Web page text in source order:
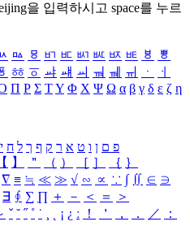
을 입력하시고 space를 누르
ㅰ ㅱ ㅲ ㅳ ㅴ ㅵ ㅶ ㅷ ㅸ
ㅹ
ㆅ ㆆ ㆇ ㆈ ㆉ ㆊ ㆋ ㆌ ㆍ
ㆎ
Π Ρ Σ ΤΥ Φ Χ Ψ Ω α β γ δ ε ζ η
פ ם ן ו ט א ר ק ף ך ל ח י
【 】 ＂ （ ） ［ ］ ｛ ｝
∇ ≡ ≒ ≪ ≫ √ ∽ ∝ ∵ ∫ ∬ ∈ ∋
∃ ∮ ∑ ∏ ＋ － ＜ ＝
＞
ˇ ˘ ˝ ˚ ˙ ¸ ¡ ¿ ː ！ ＇ ， ． ／
：